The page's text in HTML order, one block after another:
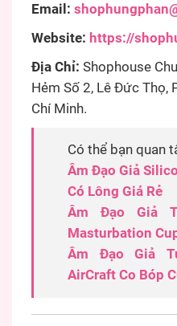
Email:
Website: https://
Địa Chỉ: Shophouse
Hẻm Số 2, Lê Đức Thọ,
Chí Minh.
Có thể bạn quan
Âm Đạo Giả
Có Lông Giá Rẻ
Âm Đạo Giả
Masturbation
Âm Đạo Giả
AirCraft Co Bóp